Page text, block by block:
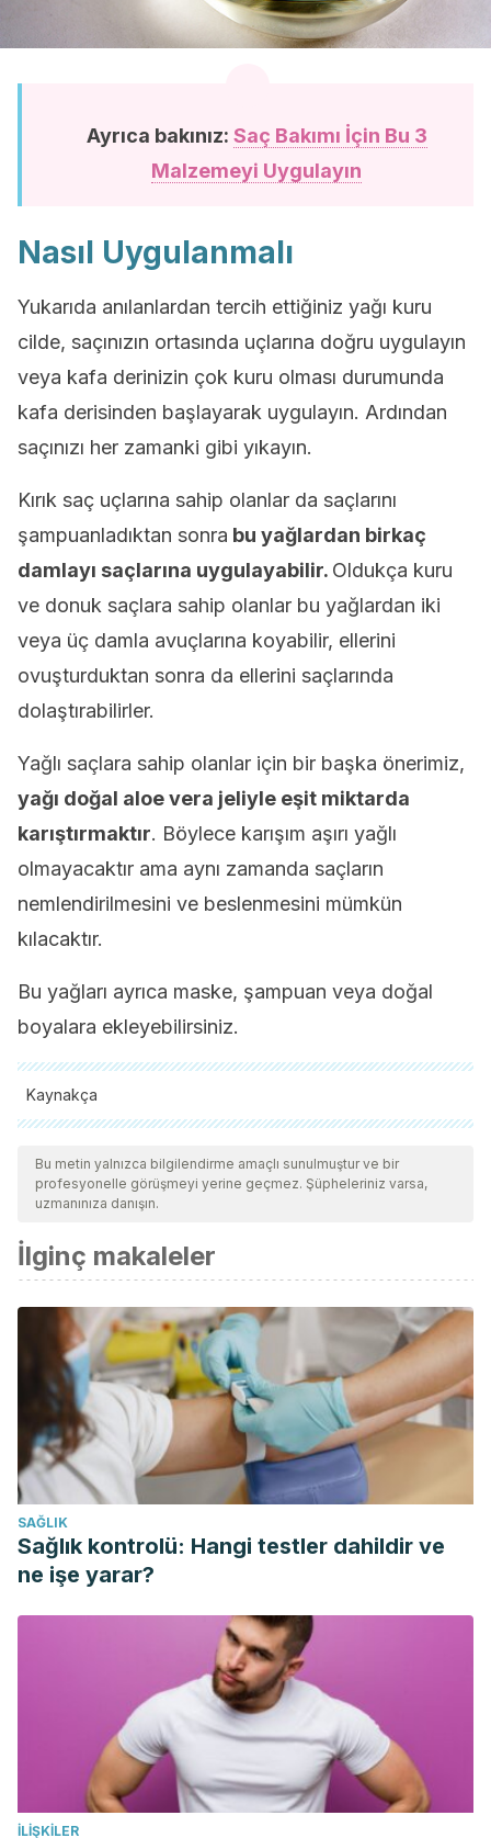
Ayrıca bakınız: Saç Bakımı İçin Bu 3
Malzemeyi Uygulayın
Nasıl Uygulanmalı
Yukarıda anılanlardan tercih ettiğiniz yağı kuru
cilde, saçınızın ortasında uçlarına doğru uygulayın
veya kafa derinizin çok kuru olması durumunda
kafa derisinden başlayarak uygulayın. Ardından
saçınızı her zamanki gibi yıkayın.
Kırık saç uçlarına sahip olanlar da saçlarını
şampuanladıktan sonra bu yağlardan birkaç
damlayı saçlarına uygulayabilir. Oldukça kuru
ve donuk saçlara sahip olanlar bu yağlardan iki
veya üç damla avuçlarına koyabilir, ellerini
ovuşturduktan sonra da ellerini saçlarında
dolaştırabilirler.
Yağlı saçlara sahip olanlar için bir başka önerimiz,
yağı doğal aloe vera jeliyle eşit miktarda
karıştırmaktır. Böylece karışım aşırı yağlı
olmayacaktır ama aynı zamanda saçların
nemlendirilmesini ve beslenmesini mümkün
kılacaktır.
Bu yağları ayrıca maske, şampuan veya doğal
boyalara ekleyebilirsiniz.
Kaynakça
Tüm alıntı yapılan kaynaklar, kalitelerini, güvenilirliklerini,
güncelliklerini ve geçerliliklerini sağlamak için ekibimiz
tarafından derinlemesine incelendi. Bu makalenin bibliyografisi
kabul edildi.
Hu, T., & Xiao, J. (2018). Flaxseed extracts induce
apoptosis and regulate the growth of MCF-7 human breast
cancer cells. Free Radical Biology and Medicine.
https://doi.org/10.1016/j.freeradbiomed.2018.10.286
Ahmad, Z. (2010). The uses and properties of almond oil.
Complementary Therapies in Clinical Practice.
https://doi.org/10.1016/j.ctcp.2009.06.015
Bu metin yalnızca bilgilendirme amaçlı sunulmuştur ve bir
profesyonelle görüşmeyi yerine geçmez. Şüpheleriniz varsa,
uzmanınıza danışın.
İlginç makaleler
SAĞLIK
Sağlık kontrolü: Hangi testler dahildir ve
ne işe yarar?
İLIŞKILER